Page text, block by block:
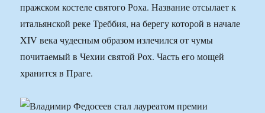
пражском костеле святого Роха. Название отсылает к
итальянской реке Треббия, на берегу которой в начале
XIV века чудесным образом излечился от чумы
почитаемый в Чехии святой Рох. Часть его мощей
хранится в Праге.